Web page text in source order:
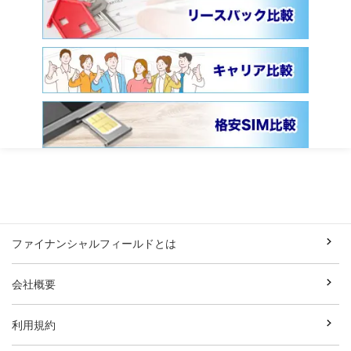
ファイナンシャルフィールドとは
会社概要
利用規約